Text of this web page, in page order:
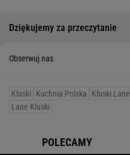
Dziękujemy za przeczytanie
Obserwuj nas
Kluski Kuchnia Polska Kluski Lane
Lane Kluski
POLECAMY